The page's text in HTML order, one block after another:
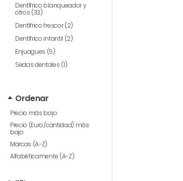
Dentífrico blanqueador y
otros (33)
Dentífrico frescor (2)
Dentífrico infantil (2)
Enjuagues (5)
Sedas dentales (1)
Ordenar
Precio más bajo
Precio (Euro/cantidad) más
bajo
Marcas (A-Z)
Alfabéticamente (A-Z)